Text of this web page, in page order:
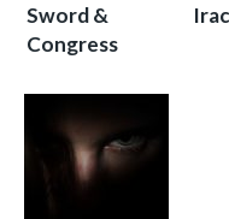
Sword &
Congress